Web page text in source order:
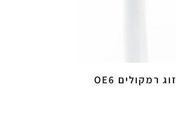
זוג רמקולים OE6